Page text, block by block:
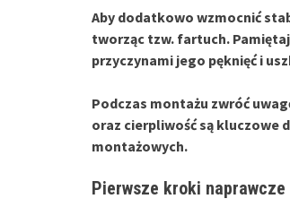
Aby dodatkowo wzmocnić
tworząc tzw. fartuch.
przyczynami jego pęknięć i
Podczas montażu zwróć
oraz cierpliwość są kluczowe
montażowych.
Pierwsze kroki naprawcze